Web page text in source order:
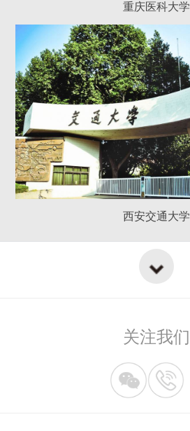
重庆医科大学
西安交通大学
关注我们